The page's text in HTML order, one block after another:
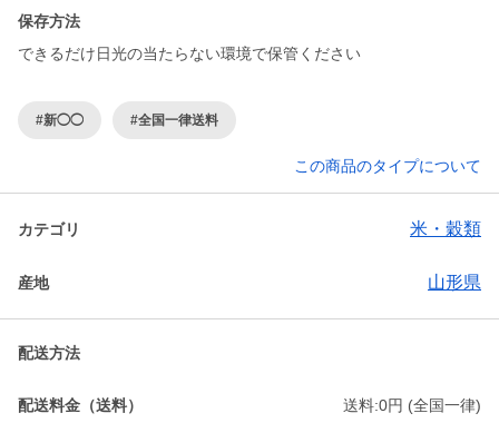
保存方法
できるだけ日光の当たらない環境で保管ください
#新◯◯ #全国一律送料
この商品のタイプについて
カテゴリ 米・穀類
産地 山形県
配送方法
配送料金（送料） 送料:0円 (全国一律)